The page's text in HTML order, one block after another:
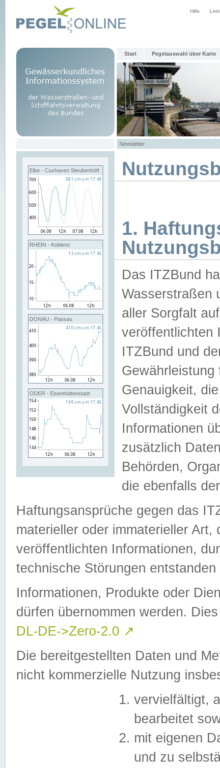
Hilfe
Start Pegelauswahl über Karte
Newsletter
Elbe - Cuxhaven Steubenhöft
RHEIN - Koblenz
DONAU - Passau
ODER - Eisenhüttenstadt
1.
Das ITZBund
Wasserstraßen
aller Sorgfalt
veröffentlichten
ITZBund und
Genauigkeit,
Vollständigkeit
Informationen
zusätzlich
Behörden,
die ebenfalls
Haftungsansprüche gegen das
materieller oder immaterieller
veröffentlichten Informationen,
technische Störungen
Informationen, Produkte oder
dürfen übernommen werden.
DL-DE->Zero-2.0 ↗
Die bereitgestellten Daten und
nicht kommerzielle Nutzung
vervielfältigt,
bearbeitet
mit eigenen
und zu